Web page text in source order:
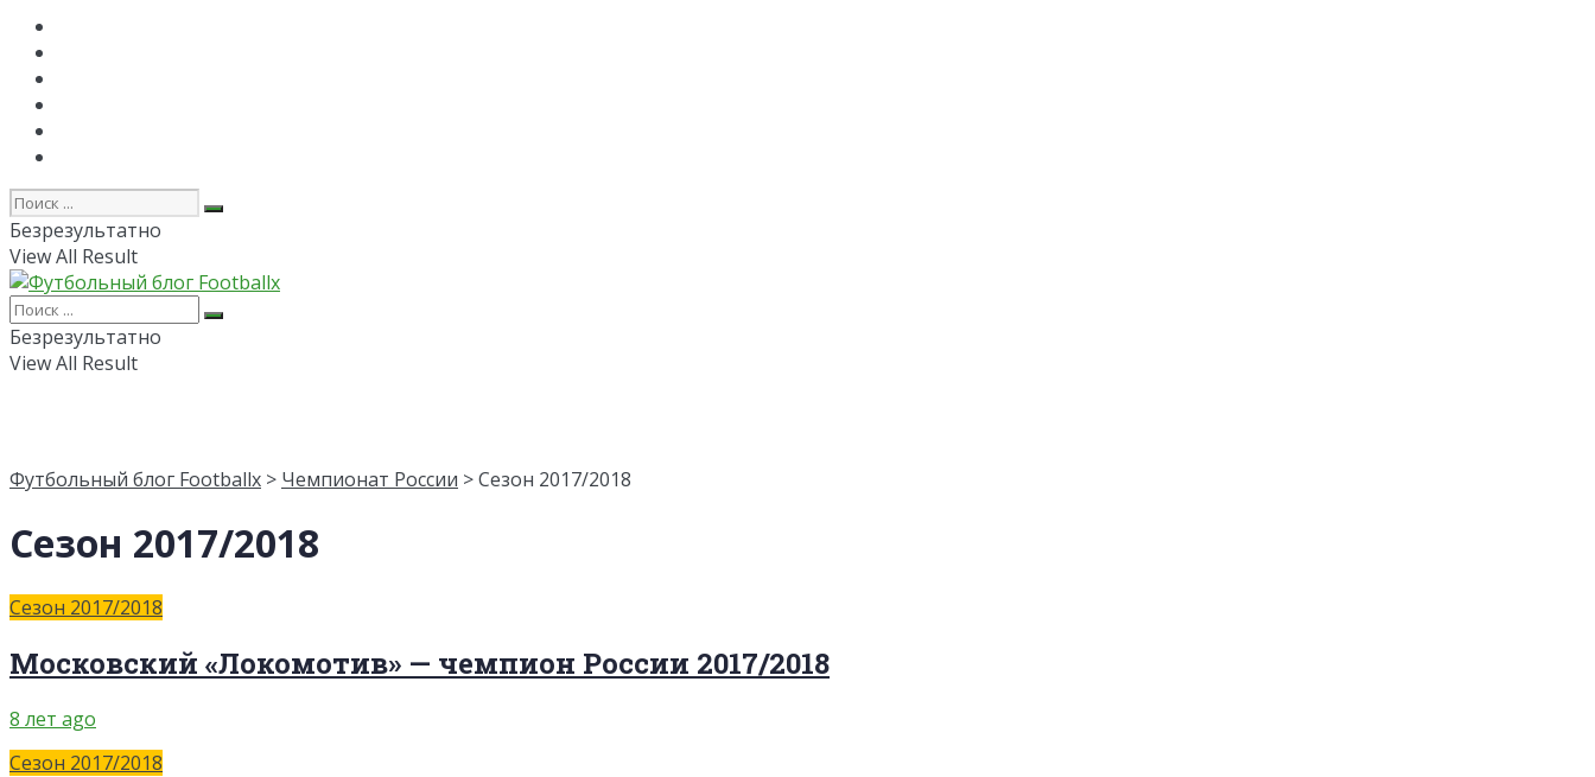
Безрезультатно
View All Result
Безрезультатно
View All Result
Футбольный блог Footballx > Чемпионат России > Сезон 2017/2018
Сезон 2017/2018
Сезон 2017/2018
Московский «Локомотив» — чемпион России 2017/2018
8 лет ago
Сезон 2017/2018